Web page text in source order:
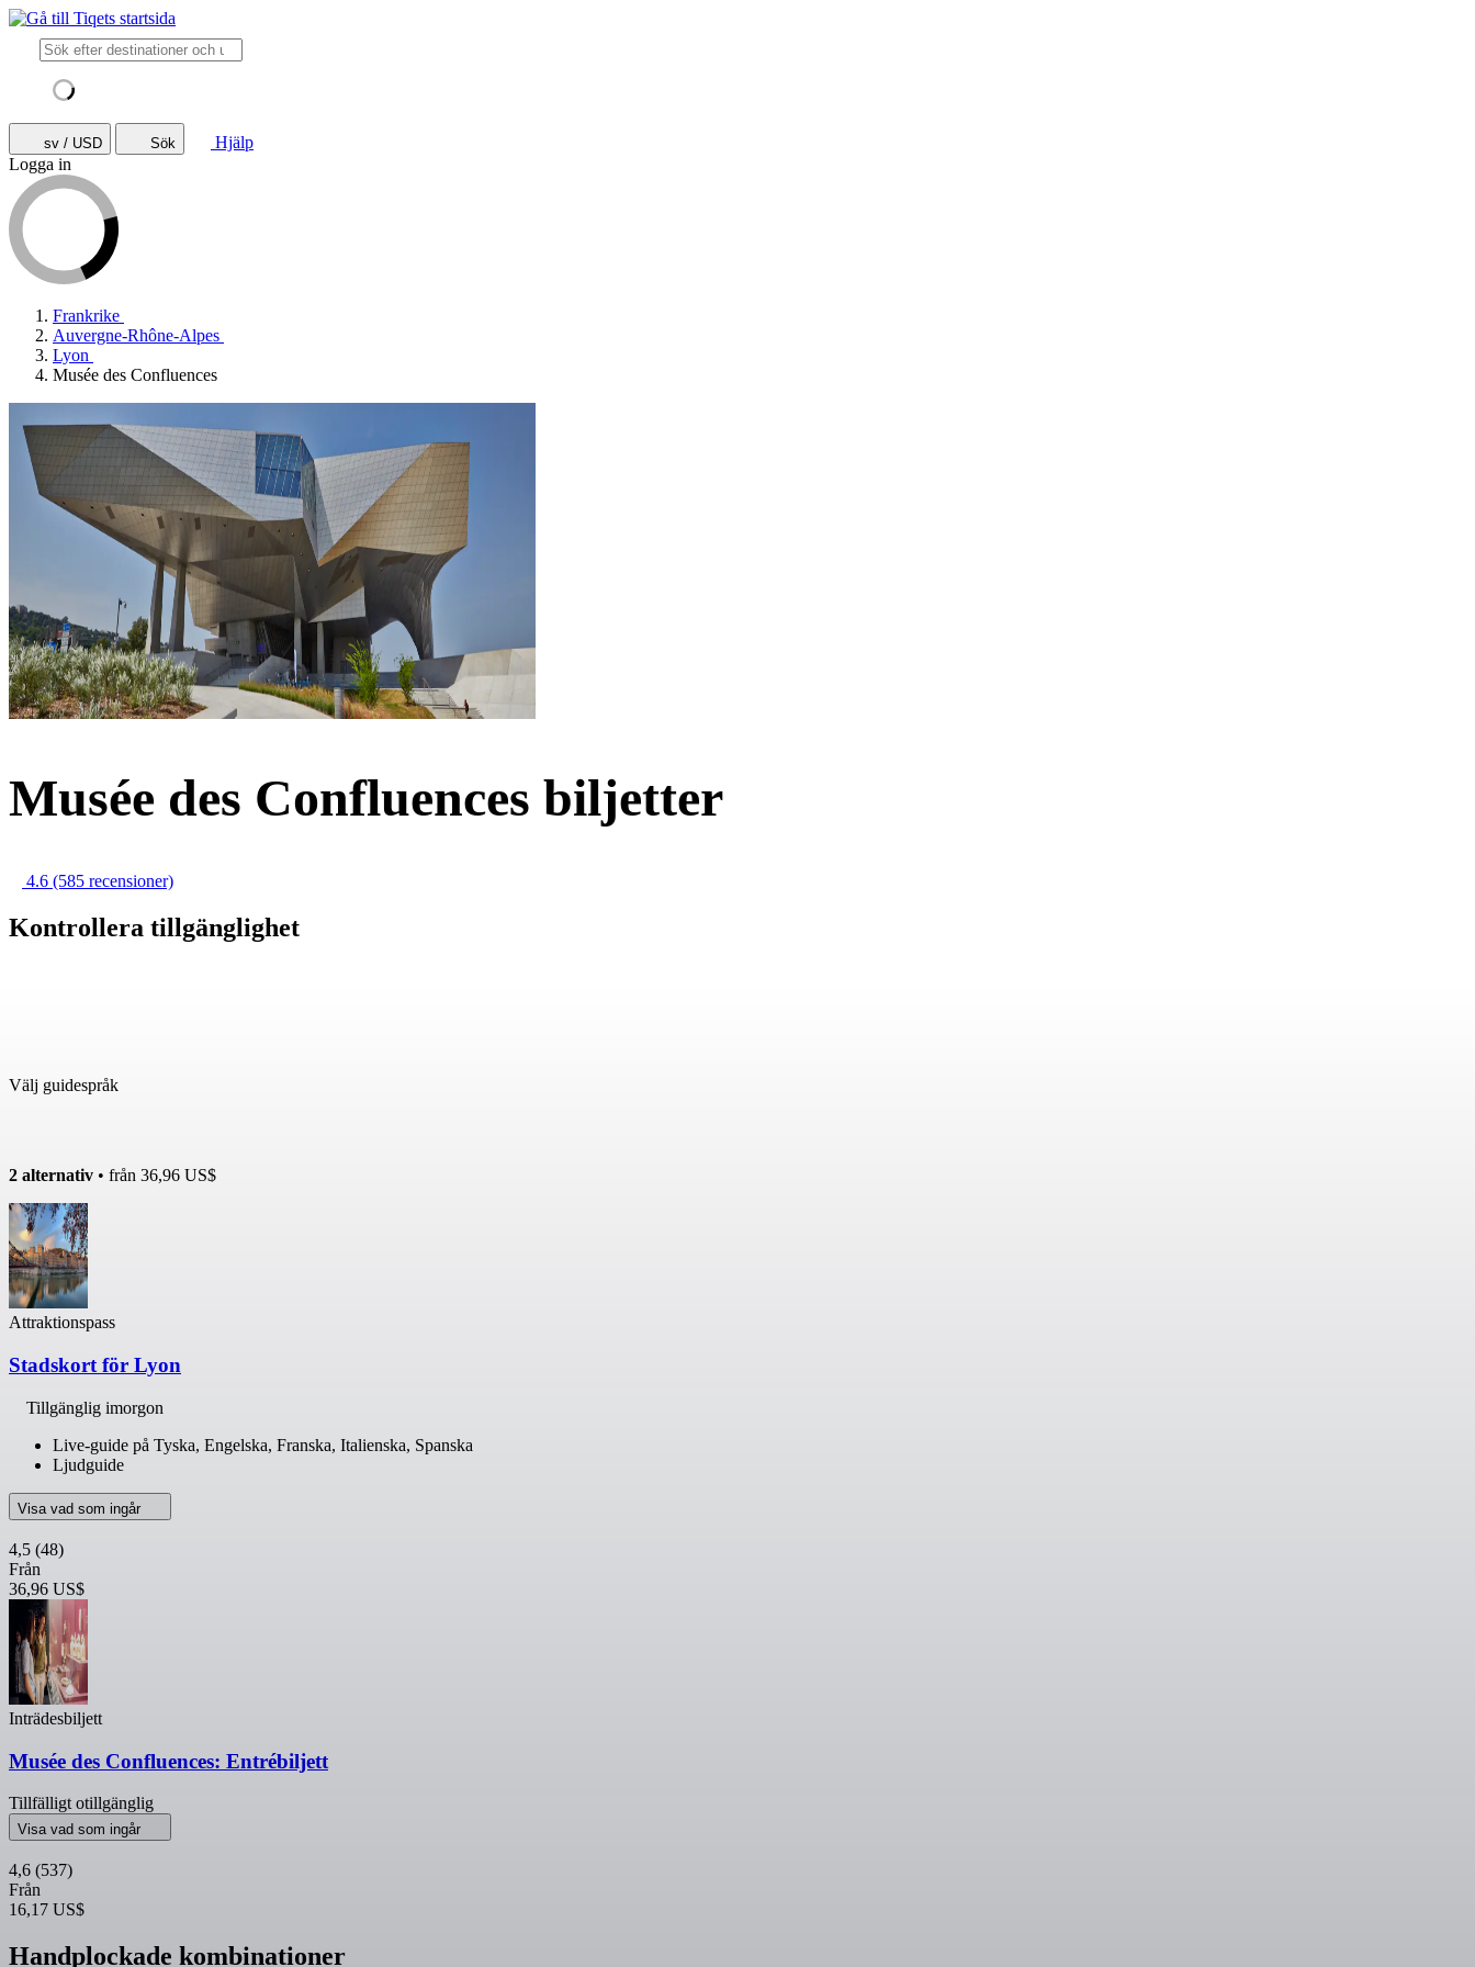
sv / USD Sök
Hjälp
Logga in
Frankrike
Auvergne-Rhône-Alpes
Lyon
Musée des Confluences
Musée des Confluences biljetter
4.6 (585 recensioner)
Kontrollera tillgänglighet
Välj guidespråk
2 alternativ • från 36,96 US$
Attraktionspass
Stadskort för Lyon
Tillgänglig imorgon
Live-guide på Tyska, Engelska, Franska, Italienska, Spanska
Ljudguide
Visa vad som ingår
4,5 (48)
Från
36,96 US$
Inträdesbiljett
Musée des Confluences: Entrébiljett
Tillfälligt otillgänglig
Visa vad som ingår
4,6 (537)
Från
16,17 US$
Handplockade kombinationer